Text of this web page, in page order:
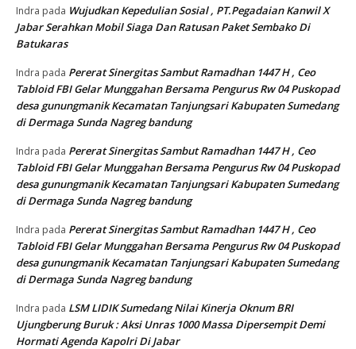
Indra pada Wujudkan Kepedulian Sosial , PT.Pegadaian Kanwil X
Jabar Serahkan Mobil Siaga Dan Ratusan Paket Sembako Di
Batukaras
Indra pada Pererat Sinergitas Sambut Ramadhan 1447 H , Ceo
Tabloid FBI Gelar Munggahan Bersama Pengurus Rw 04 Puskopad
desa gunungmanik Kecamatan Tanjungsari Kabupaten Sumedang
di Dermaga Sunda Nagreg bandung
Indra pada Pererat Sinergitas Sambut Ramadhan 1447 H , Ceo
Tabloid FBI Gelar Munggahan Bersama Pengurus Rw 04 Puskopad
desa gunungmanik Kecamatan Tanjungsari Kabupaten Sumedang
di Dermaga Sunda Nagreg bandung
Indra pada Pererat Sinergitas Sambut Ramadhan 1447 H , Ceo
Tabloid FBI Gelar Munggahan Bersama Pengurus Rw 04 Puskopad
desa gunungmanik Kecamatan Tanjungsari Kabupaten Sumedang
di Dermaga Sunda Nagreg bandung
Indra pada LSM LIDIK Sumedang Nilai Kinerja Oknum BRI
Ujungberung Buruk : Aksi Unras 1000 Massa Dipersempit Demi
Hormati Agenda Kapolri Di Jabar